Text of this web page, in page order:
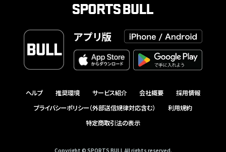
アプリ版
ヘルプ 推奨環境 サービス紹介 会社概要
採用情報
プライバシーポリシー（外部送信規律対応含む）
利用規約
特定商取引法の表示
Copyright © SPORTS BULL All rights reserved.